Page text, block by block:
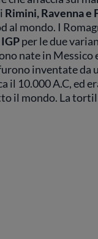
Rimini, Ravenna e
mondo. I
per le due
nate in Messico
inventate da
il 10.000 A.C, ed
il mondo. La